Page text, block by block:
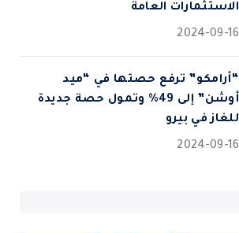
الاستثمارات العامة
2024-09-16
“أرامكو” ترفع حصتها في “ميد
أوشن” إلى 49% وتمول حصة جديدة
للغاز في بيرو
2024-09-16